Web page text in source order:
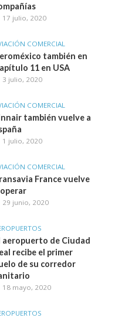
17 julio, 2020
COMERCIAL
también en
11 en USA
3 julio, 2020
COMERCIAL
también vuelve a
1 julio, 2020
COMERCIAL
France vuelve
29 junio, 2020
aeropuerto de Ciudad
recibe el primer
de su corredor
18 mayo, 2020